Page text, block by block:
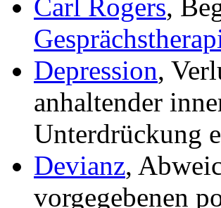
Carl Rogers,
Depression,
anhaltender
Unterdrückung
Devianz,
vorgegebenen